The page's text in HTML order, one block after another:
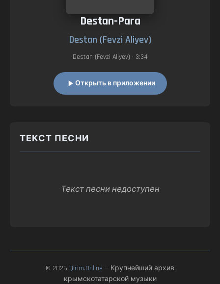
Destan-Para
Destan (Fevzi Aliyev)
Destan (Fevzi Aliyev) • 3:34
Открыть в приложении
ТЕКСТ ПЕСНИ
Текст песни недоступен
© 2026 Qirim.Online — Крупнейший архив
крымскотатарской музыки